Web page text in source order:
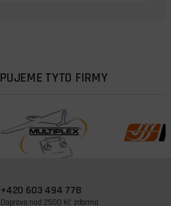
TYTO FIRMY
+420 603 494 778
Doprava nad 2500 Kč zdarma